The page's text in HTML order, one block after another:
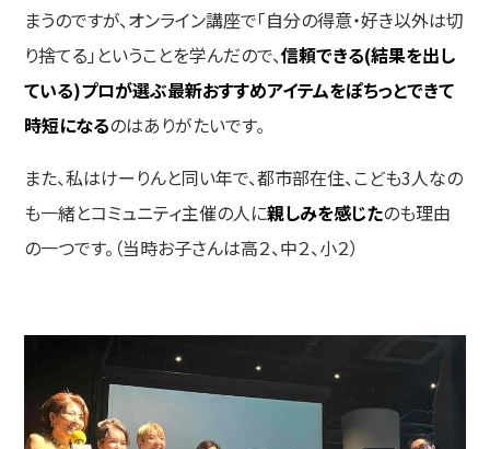
まうのですが、オンライン講座で「自分の得意・好き以外は切
り捨てる」ということを学んだので、信頼できる(結果を出し
ている)プロが選ぶ最新おすすめアイテムをぽちっとできて
時短になるのはありがたいです。
また、私はけーりんと同い年で、都市部在住、こども3人なの
も一緒とコミュニティ主催の人に親しみを感じたのも理由
の一つです。（当時お子さんは高２、中２、小２）